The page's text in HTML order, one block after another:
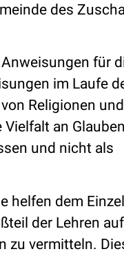
des
für
im Laufe
Religionen
an
und nicht als
helfen dem
der Lehren
zu vermitteln.